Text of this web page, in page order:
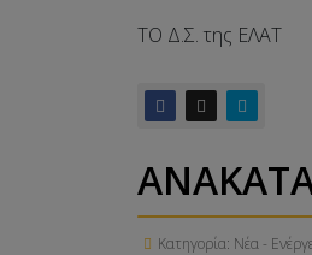
ΤΟ Δ.Σ. της ΕΛΑΤ
Κατηγορία: Νέα -